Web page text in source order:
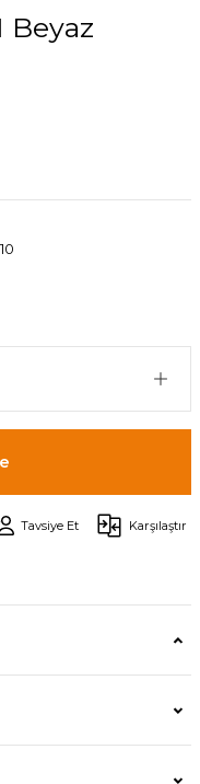
Beyaz
Tavsiye Et Karşılaştır